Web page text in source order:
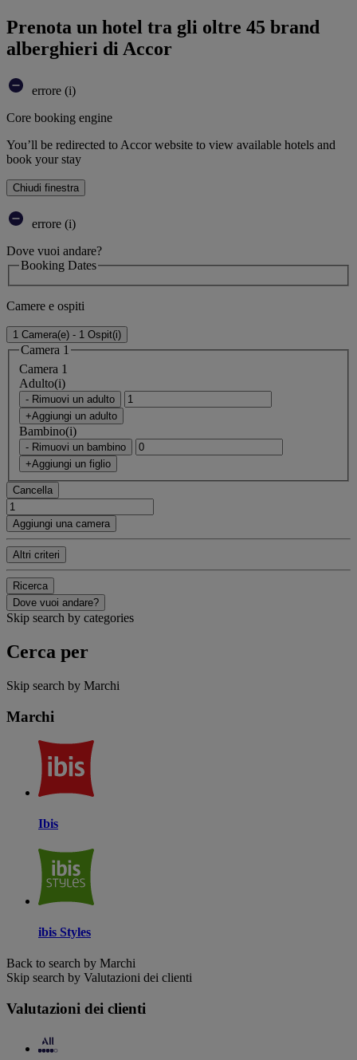
Prenota un hotel tra gli oltre 45 brand
alberghieri di Accor
errore (i)
Core booking engine
You’ll be redirected to Accor website to view available hotels and
book your stay
Chiudi finestra
errore (i)
Dove vuoi andare?
Booking Dates
Camere e ospiti
1 Camera(e) - 1 Ospit(i)
Camera 1
Camera 1
Adulto(i)
- Rimuovi un adulto
+Aggiungi un adulto
Bambino(i)
- Rimuovi un bambino
+Aggiungi un figlio
Cancella
Aggiungi una camera
Altri criteri
Ricerca
Dove vuoi andare?
Skip search by categories
Cerca per
Skip search by Marchi
Marchi
Ibis
ibis Styles
Back to search by Marchi
Skip search by Valutazioni dei clienti
Valutazioni dei clienti